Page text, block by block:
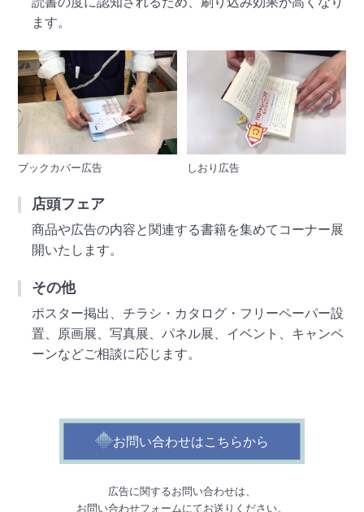
ます。
ブックカバー広告 しおり広告
店頭フェア
商品や広告の内容と関連する書籍を集めてコーナー展
開いたします。
その他
ポスター掲出、チラシ・カタログ・フリーペーパー設
置、原画展、写真展、パネル展、イベント、キャンペ
ーンなどご相談に応じます。
お問い合わせはこちらから
広告に関するお問い合わせは、
お問い合わせフォームにてお送りください。